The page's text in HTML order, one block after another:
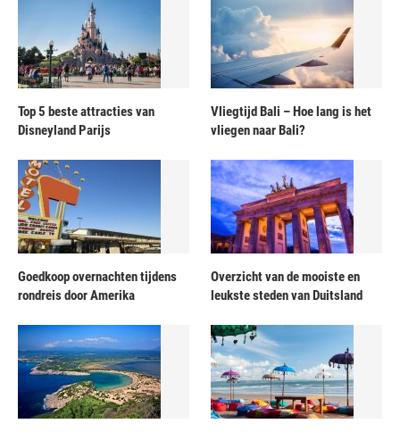
Top 5 beste attracties van
Disneyland Parijs
Vliegtijd Bali – Hoe lang is het
vliegen naar Bali?
Goedkoop overnachten tijdens
rondreis door Amerika
Overzicht van de mooiste en
leukste steden van Duitsland